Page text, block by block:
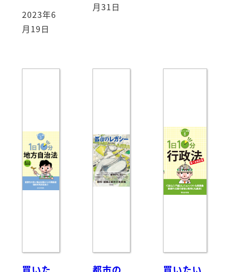
2023年6
月19日
月31日